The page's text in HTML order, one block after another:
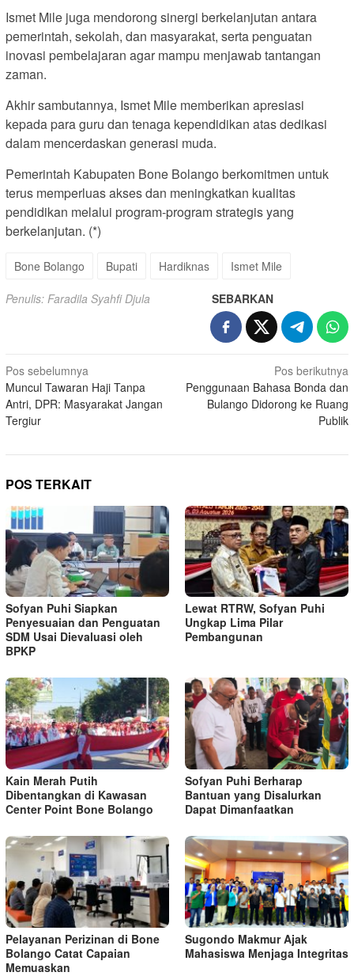
Ismet Mile juga mendorong sinergi berkelanjutan antara
pemerintah, sekolah, dan masyarakat, serta penguatan
inovasi pembelajaran agar mampu menjawab tantangan
zaman.
Akhir sambutannya, Ismet Mile memberikan apresiasi
kepada para guru dan tenaga kependidikan atas dedikasi
dalam mencerdaskan generasi muda.
Pemerintah Kabupaten Bone Bolango berkomitmen untuk
terus memperluas akses dan meningkatkan kualitas
pendidikan melalui program-program strategis yang
berkelanjutan. (*)
Bone Bolango Bupati Hardiknas Ismet Mile
Penulis: Faradila Syahfi Djula SEBARKAN
Navigasi
pos
Pos sebelumnya
Muncul Tawaran Haji Tanpa
Antri, DPR: Masyarakat Jangan
Tergiur
Pos berikutnya
Penggunaan Bahasa Bonda dan
Bulango Didorong ke Ruang
Publik
POS TERKAIT
Sofyan Puhi Siapkan
Penyesuaian dan Penguatan
SDM Usai Dievaluasi oleh
BPKP
Lewat RTRW, Sofyan Puhi
Ungkap Lima Pilar
Pembangunan
Kain Merah Putih
Dibentangkan di Kawasan
Center Point Bone Bolango
Sofyan Puhi Berharap
Bantuan yang Disalurkan
Dapat Dimanfaatkan
Pelayanan Perizinan di Bone
Bolango Catat Capaian
Memuaskan
Sugondo Makmur Ajak
Mahasiswa Menjaga Integritas